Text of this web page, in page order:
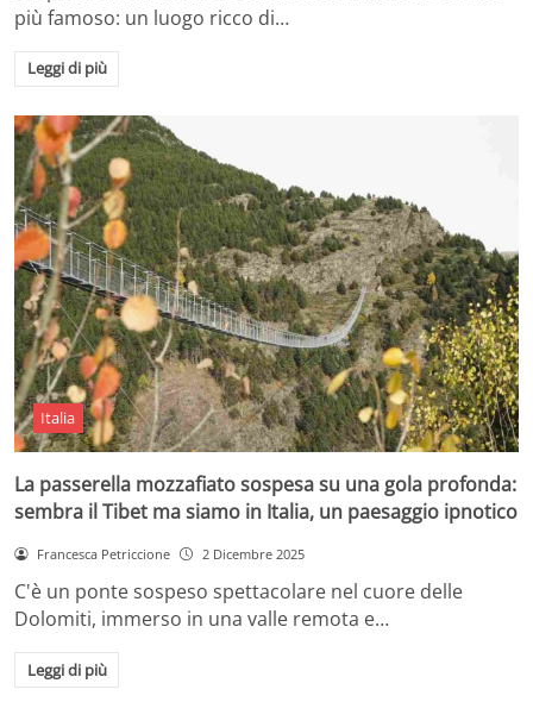
più famoso: un luogo ricco di…
Leggi di più
Italia
La passerella mozzafiato sospesa su una gola profonda:
sembra il Tibet ma siamo in Italia, un paesaggio ipnotico
Francesca Petriccione 2 Dicembre 2025
C'è un ponte sospeso spettacolare nel cuore delle
Dolomiti, immerso in una valle remota e…
Leggi di più